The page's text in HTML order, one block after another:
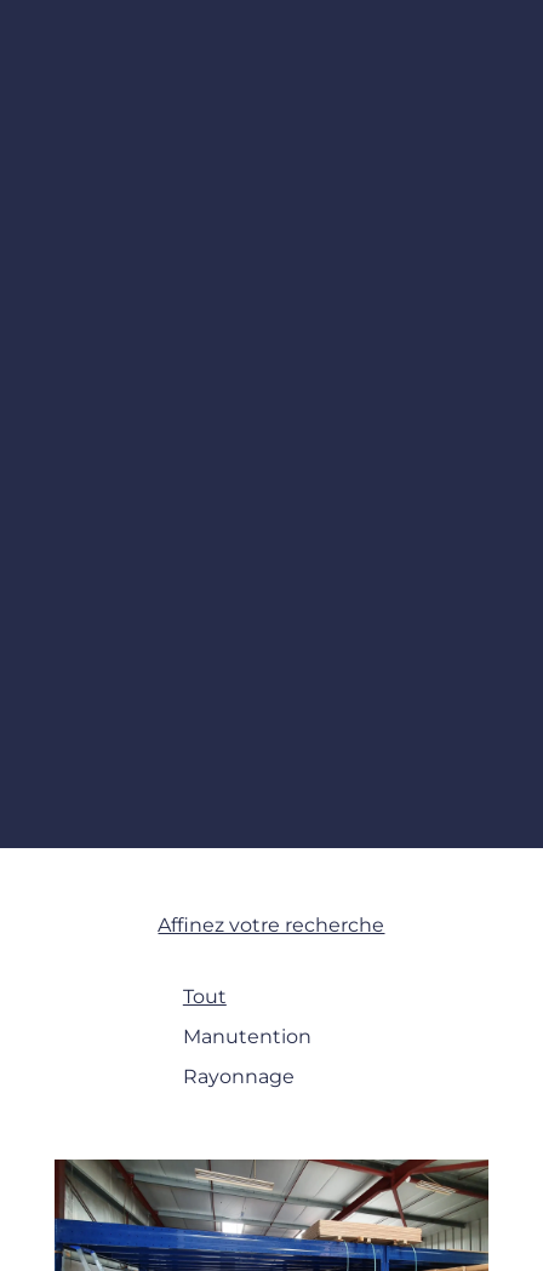
Affinez votre recherche
Tout
Manutention
Rayonnage